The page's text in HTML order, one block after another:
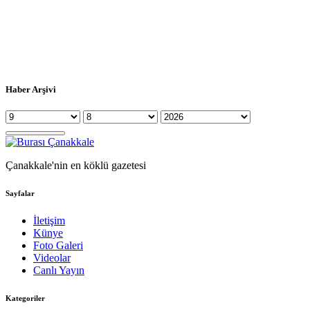
Haber Arşivi
Çanakkale'nin en köklü gazetesi
Sayfalar
İletişim
Künye
Foto Galeri
Videolar
Canlı Yayın
Kategoriler